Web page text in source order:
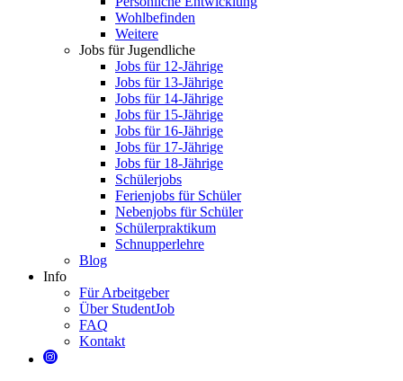
Wohlbefinden
Weitere
Jobs für Jugendliche
Jobs für 12-Jährige
Jobs für 13-Jährige
Jobs für 14-Jährige
Jobs für 15-Jährige
Jobs für 16-Jährige
Jobs für 17-Jährige
Jobs für 18-Jährige
Schülerjobs
Ferienjobs für Schüler
Nebenjobs für Schüler
Schülerpraktikum
Schnupperlehre
Blog
Info
Für Arbeitgeber
Über StudentJob
FAQ
Kontakt